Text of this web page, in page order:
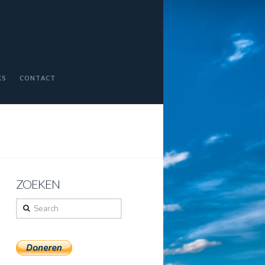
CONTACT
ZOEKEN
Search